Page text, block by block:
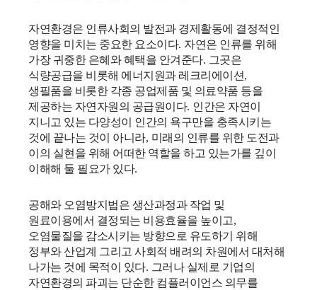
자연환경은 인류사회의 발전과 경제활동에 결정적인
영향을 미치는 중요한 요소이다. 자연은 인류를 위해
가장 귀중한 은혜와 혜택을 안겨준다. 그곳은
식량공급을 비롯해 에너지원과 레크리에이션,
생필품을 비롯한 각종 공업제품 및 의료약품 등을
제공하는 자연자원의 공급원이다. 인간은 자연이
지니고 있는 다양성이 인간의 욕구만을 충족시키는
것에 끝나는 것이 아니라, 미래의 인류를 위한 도전과
이의 실현을 위해 어떠한 역할을 하고 있는가를 깊이
이해해 둘 필요가 있다.
공해와 오염방지법은 생산과정과 작업 및
원료이용에서 결정되는 비용효율을 높이고,
오염물질을 감소시키는 방향으로 유도하기 위해
정부와 산업계 그리고 사회적 배려의 차원에서 대처해
나가는 것에 목적이 있다. 그러나 실제로 기업의
자연환경의 파괴는 단순한 컴플러이언스 의무를